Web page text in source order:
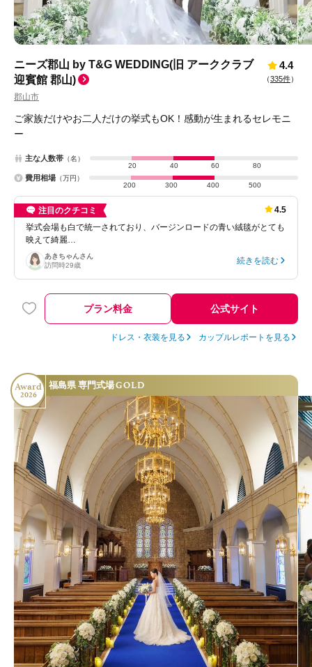
ニーズ郡山 by T&G WEDDING(旧 アーククラブ
迎賓館 郡山)
郡山市
4.4
（335件）
ご家族だけやお二人だけの挙式もOK！感動が生まれるセレモニ
ー
主な人数帯 （名）
20
40 60 80
費用相場 （万円）
200
300 400 500
注目のクチコミ
4.5
挙式会場も白で統一されており、バージンロードの青い絨毯がとても
映えて綺麗…
あきちゃんさん
訪問時29歳 続きを読む
プラン料金 公式サイト
ドレス・衣装を見る カップルレポートを見る
Award
2026
福島県 専門式場GOLD